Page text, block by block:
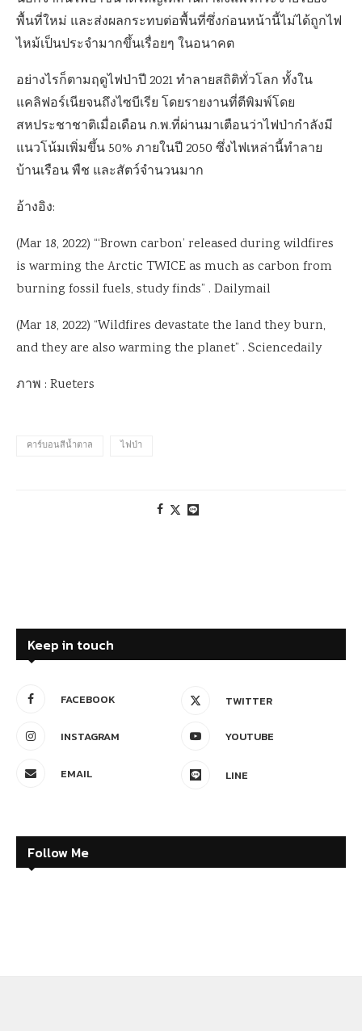
พื้นที่ใหม่ และส่งผลกระทบต่อพื้นที่ซึ่งก่อนหน้านี้ไม่ได้ถูกไฟ
ไหม้เป็นประจำมากขึ้นเรื่อยๆ ในอนาคต
อย่างไรก็ตามฤดูไฟป่าปี 2021 ทำลายสถิติทั่วโลก ทั้งใน
แคลิฟอร์เนียจนถึงไซบีเรีย โดยรายงานที่ตีพิมพ์โดย
สหประชาชาติเมื่อเดือน ก.พ.ที่ผ่านมาเตือนว่าไฟป่ากำลังมี
แนวโน้มเพิ่มขึ้น 50% ภายในปี 2050 ซึ่งไฟเหล่านี้ทำลาย
บ้านเรือน พืช และสัตว์จำนวนมาก
อ้างอิง:
(Mar 18, 2022) “‘Brown carbon’ released during wildfires
is warming the Arctic TWICE as much as carbon from
burning fossil fuels, study finds” . Dailymail
(Mar 18, 2022) “Wildfires devastate the land they burn,
and they are also warming the planet” . Sciencedaily
ภาพ : Rueters
คาร์บอนสีน้ำตาล ไฟป่า
Keep in touch
FACEBOOK TWITTER
INSTAGRAM YOUTUBE
EMAIL LINE
Follow Me